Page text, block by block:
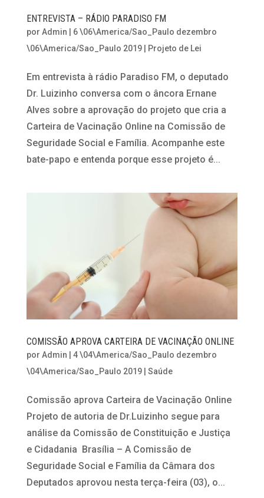
ENTREVISTA – RÁDIO PARADISO FM
por Admin
6 \06\America/Sao_Paulo dezembro
\06\America/Sao_Paulo 2019| Projeto de Lei
Em entrevista à rádio Paradiso FM, o deputado
Dr. Luizinho conversa com o âncora Ernane
Alves sobre a aprovação do projeto que cria a
Carteira de Vacinação Online na Comissão de
Seguridade Social e Família. Acompanhe este
bate-papo e entenda porque esse projeto é...
COMISSÃO APROVA CARTEIRA DE VACINAÇÃO ONLINE
por Admin
4 \04\America/Sao_Paulo dezembro
\04\America/Sao_Paulo 2019| Saúde
Comissão aprova Carteira de Vacinação Online
Projeto de autoria de Dr.Luizinho segue para
análise da Comissão de Constituição e Justiça
e Cidadania Brasília – A Comissão de
Seguridade Social e Família da Câmara dos
Deputados aprovou nesta terça-feira (03), o...